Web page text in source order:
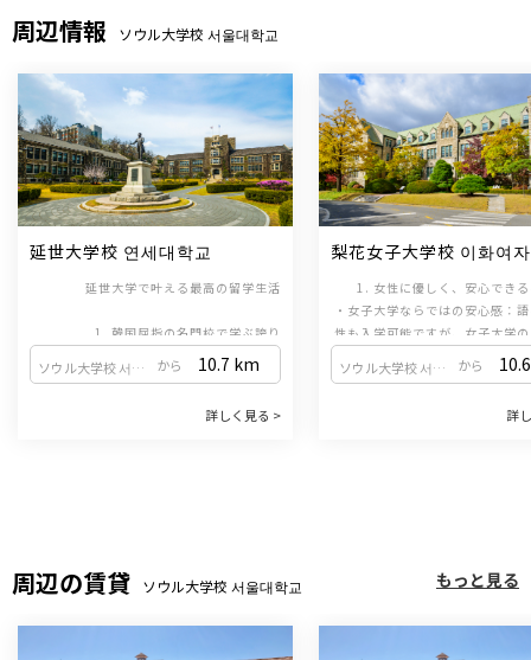
周辺情報 ソウル大学校 서울대학교
延世大学校 연세대학교
延世大学で叶える最高の留学生活
1. 韓国屈指の名門校で学ぶ誇り
韓国の「3大名門大学（SKY）」の一つで
あり、国内で最も長い歴史と伝統を誇る韓
ます。世界中から集まる優秀な学生たちと
カフェ巡りなど、充実した毎日を過ごせま
3. グローバルをリードする手厚い支援
講義や外国人留学生のためのサポートプロ
ソウル大学校 서울대학교 から 10.7 km
詳しく見る >
梨花女子大学校 이화여
1. 女性に優しく、安心でき
・女子大学ならではの安心感：
性も入学可能ですが、女子大学
ス内にあるため、女性の比率が
生にとっても安全で体系的な教
て学ぶことが
・試験形式に合わせた学習：
語優秀奨学金など、多様な奨学
連動した文化授業はもちろん、
ソウル大学校 서울대학교 から 10.6
詳
周辺の賃貸 ソウル大学校 서울대학교 もっと見る